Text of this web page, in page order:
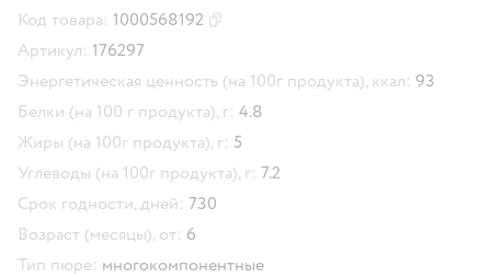
Код товара: 1000568192
Артикул: 176297
Энергетическая ценность (на 100г продукта), ккал: 93
Белки (на 100 г продукта), г: 4.8
Жиры (на 100г продукта), г: 5
Углеводы (на 100г продукта), г: 7.2
Срок годности, дней: 730
Возраст (месяцы), от: 6
Тип пюре: многокомпонентные